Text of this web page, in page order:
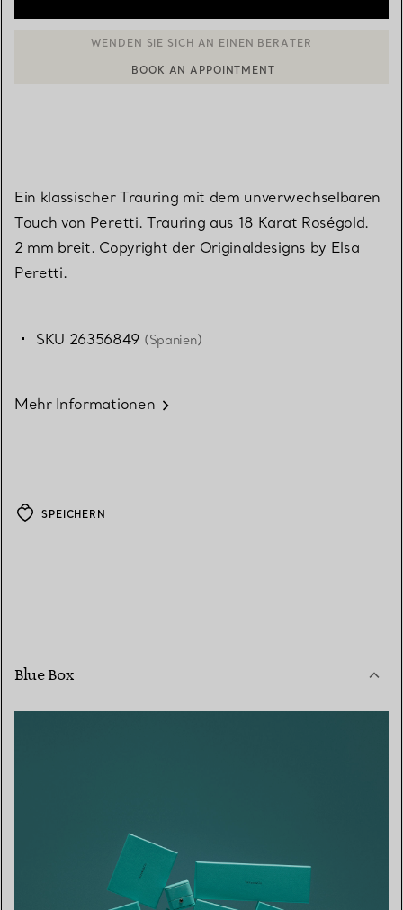
Ein klassischer Trauring mit dem unverwechselbaren
Touch von Peretti. Trauring aus 18 Karat Roségold.
2 mm breit. Copyright der Originaldesigns by Elsa
Peretti.
SKU 26356849 (Spanien)
Mehr Informationen
SPEICHERN
Blue Box